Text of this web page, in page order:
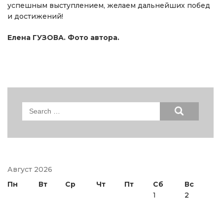
успешным выступлением, желаем дальнейших побед
и достижений!
Елена ГУЗОВА. Фото автора.
Search
Август 2026
Пн
Вт Ср Чт Пт Сб
Вс
1
2